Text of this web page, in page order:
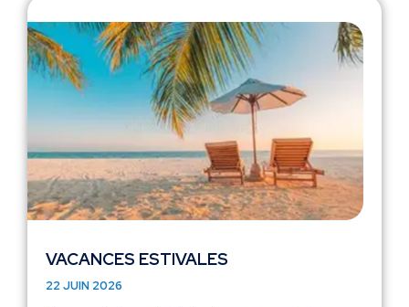
VACANCES ESTIVALES
22 JUIN 2026